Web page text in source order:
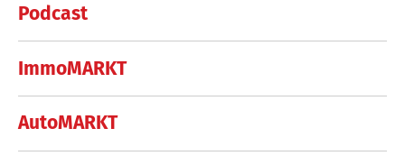
Podcast
ImmoMARKT
AutoMARKT